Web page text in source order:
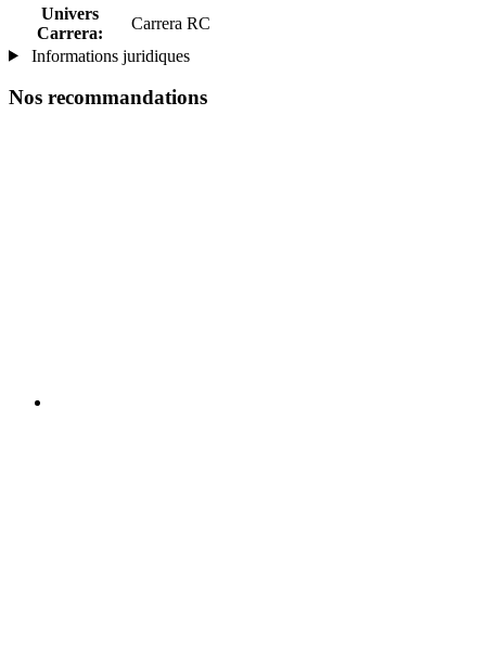
Univers
Carrera:
Carrera RC
Informations juridiques
Nos recommandations